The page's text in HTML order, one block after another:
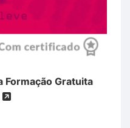
Formação Gratuita